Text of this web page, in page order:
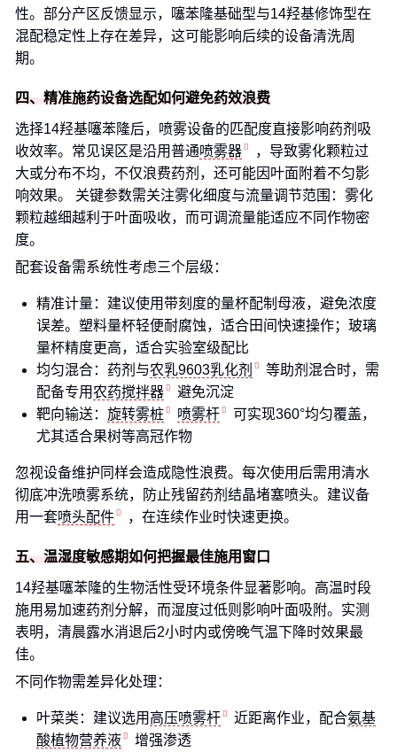
性。部分产区反馈显示，噻苯隆基础型与14羟基修饰型在
混配稳定性上存在差异，这可能影响后续的设备清洗周
期。
四、精准施药设备选配如何避免药效浪费
选择14羟基噻苯隆后，喷雾设备的匹配度直接影响药剂吸
收效率。常见误区是沿用普通喷雾器
，导致雾化颗粒过
大或分布不均，不仅浪费药剂，还可能因叶面附着不匀影
响效果。 关键参数需关注雾化细度与流量调节范围：雾化
颗粒越细越利于叶面吸收，而可调流量能适应不同作物密
度。
配套设备需系统性考虑三个层级：
精准计量：建议使用带刻度的量杯配制母液，避免浓度
误差。塑料量杯轻便耐腐蚀，适合田间快速操作；玻璃
量杯精度更高，适合实验室级配比
均匀混合：药剂与农乳9603乳化剂
等助剂混合时，需
配备专用农药搅拌器
避免沉淀
靶向输送： 旋转雾桩 喷雾杆
可实现360°均匀覆盖，
尤其适合果树等高冠作物
忽视设备维护同样会造成隐性浪费。每次使用后需用清水
彻底冲洗喷雾系统，防止残留药剂结晶堵塞喷头。建议备
用一套喷头配件 ，在连续作业时快速更换。
五、温湿度敏感期如何把握最佳施用窗口
14羟基噻苯隆的生物活性受环境条件显著影响。高温时段
施用易加速药剂分解，而湿度过低则影响叶面吸附。实测
表明，清晨露水消退后2小时内或傍晚气温下降时效果最
佳。
不同作物需差异化处理：
叶菜类：建议选用 高压喷雾杆 近距离作业，配合氨基
酸植物营养液
增强渗透